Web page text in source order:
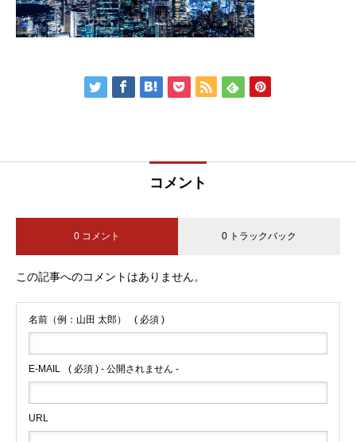
コメント
0 コメント 0 トラックバック
この記事へのコメントはありません。
名前（例：山田 太郎） ( 必須 )
E-MAIL ( 必須 ) - 公開されません -
URL